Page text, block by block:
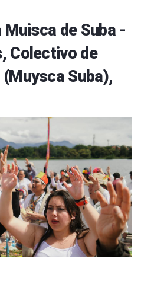
de Suba -
Colectivo de
Suba),